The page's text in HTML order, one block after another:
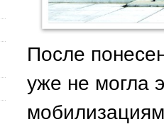
После
уже не могла